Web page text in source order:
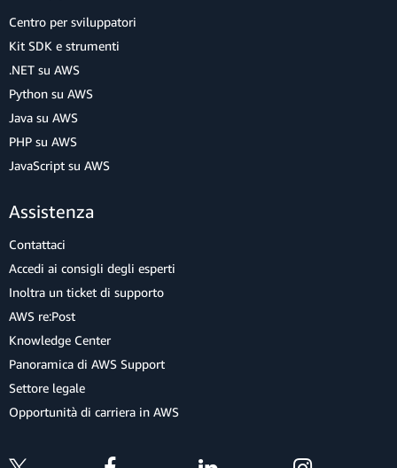
Centro per sviluppatori
Kit SDK e strumenti
.NET su AWS
Python su AWS
Java su AWS
PHP su AWS
JavaScript su AWS
Assistenza
Contattaci
Accedi ai consigli degli esperti
Inoltra un ticket di supporto
AWS re:Post
Knowledge Center
Panoramica di AWS Support
Settore legale
Opportunità di carriera in AWS